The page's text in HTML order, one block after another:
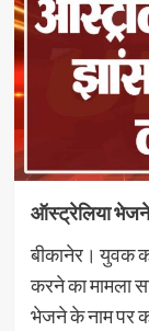
ऑस्ट्रेलिया भेजने
बीकानेर। युवक
करने का मामला
भेजने के नाम पर